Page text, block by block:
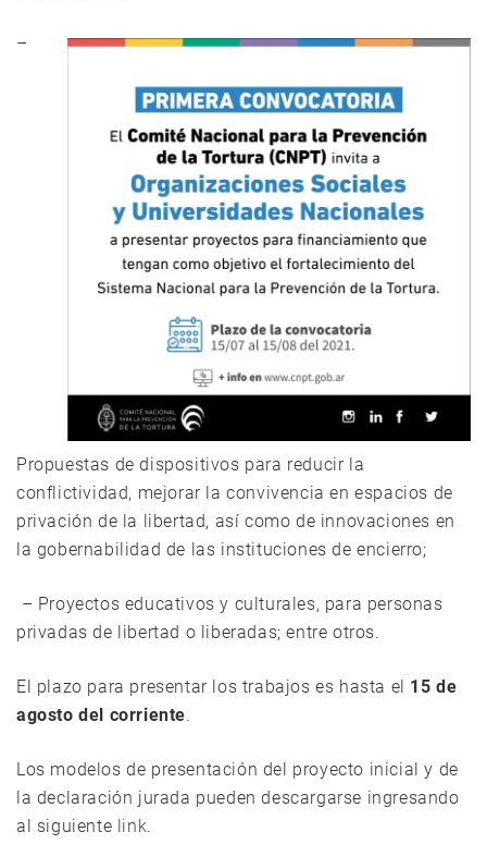
–
Propuestas de dispositivos para reducir la
conflictividad, mejorar la convivencia en espacios de
privación de la libertad, así como de innovaciones en
la gobernabilidad de las instituciones de encierro;
– Proyectos educativos y culturales, para personas
privadas de libertad o liberadas; entre otros.
El plazo para presentar los trabajos es hasta el 15 de
agosto del corriente.
Los modelos de presentación del proyecto inicial y de
la declaración jurada pueden descargarse ingresando
al siguiente link.